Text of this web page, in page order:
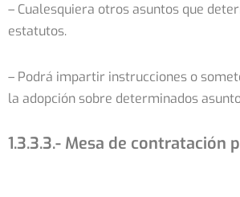
– Cualesquiera otros asuntos que
estatutos.
– Podrá impartir instrucciones o
la adopción sobre determinados
1.3.3.3.- Mesa de contratación